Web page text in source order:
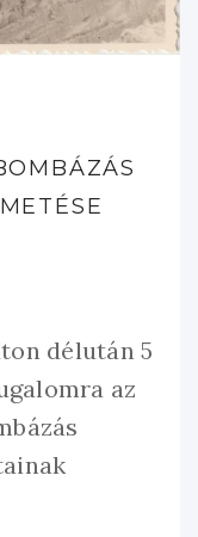
délután 5
az